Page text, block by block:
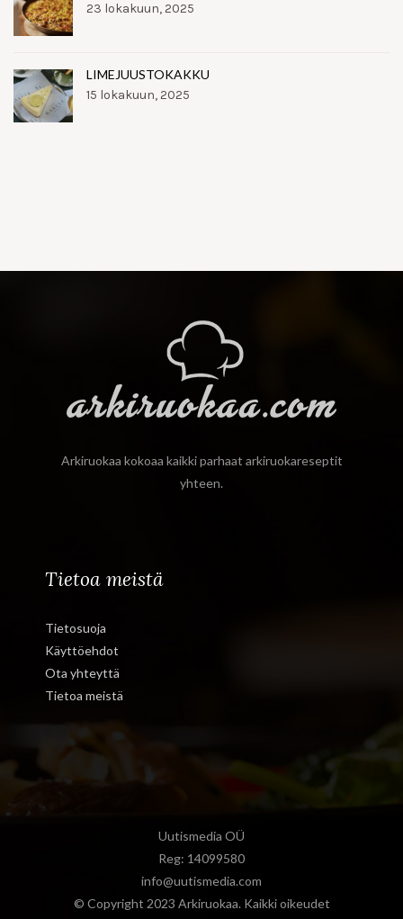
23 lokakuun, 2025
LIMEJUUSTOKAKKU
15 lokakuun, 2025
Arkiruokaa kokoaa kaikki parhaat arkiruokareseptit
yhteen.
Tietoa meistä
Tietosuoja
Käyttöehdot
Ota yhteyttä
Tietoa meistä
Uutismedia OÜ
Reg: 14099580
info@uutismedia.com
© Copyright 2023 Arkiruokaa. Kaikki oikeudet